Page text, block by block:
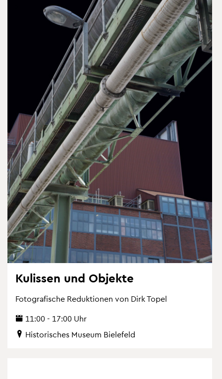
Ku­lis­sen und Ob­jek­te
Fo­to­gra­fi­sche Re­duk­tio­nen von Dirk Topel
11:00 - 17:00 Uhr
His­to­ri­sches Mu­se­um Bie­le­feld